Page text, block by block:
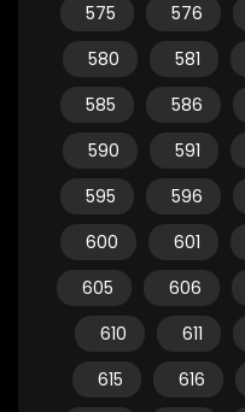
575
576
580
581
585
586
590
591
595
596
600
601
605
606
610
611
615
616